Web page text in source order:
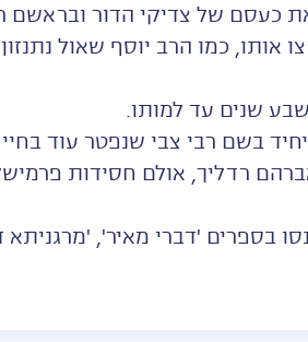
כעסם של צדיקי הדור ובראשם
כמו הרב יוסף שאול נתנזון
שנים עד למותו.
יחיד בשם רבי צבי שנפטר עוד בחיי
רדליך, אולם חסידות
בספרים 'דברי מאיר', 'מרגניתא